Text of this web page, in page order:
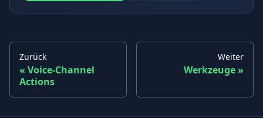
Zurück
Voice-Channel
Actions
Weiter
Werkzeuge